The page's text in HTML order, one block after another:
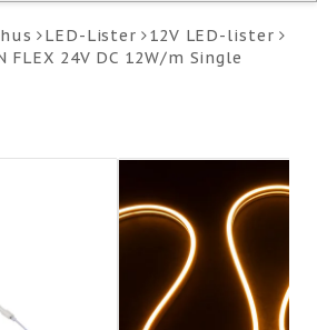
LED-Lister
12V LED-lister
FLEX 24V DC 12W/m Single